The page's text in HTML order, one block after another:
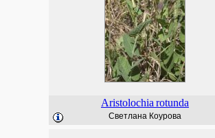
Aristolochia rotunda
Светлана Коурова